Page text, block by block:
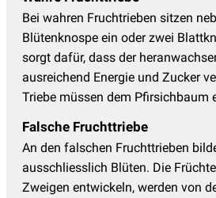
Bei wahren Fruchtrieben sitzen
Blütenknospe ein oder zwei
sorgt dafür, dass der
ausreichend Energie und Zucker
Triebe müssen dem Pfirsichbaum
Falsche Fruchttriebe
An den falschen Fruchttrieben
ausschliesslich Blüten. Die
Zweigen entwickeln, werden von